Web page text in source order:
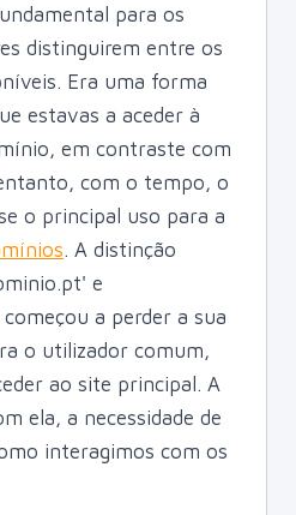
para os
distinguirem entre os
Era uma forma
estavas a aceder à
em contraste com
com o tempo, o
o principal uso para a
. A distinção
e
a perder a sua
o utilizador comum,
ao site principal. A
ela, a necessidade de
interagimos com os